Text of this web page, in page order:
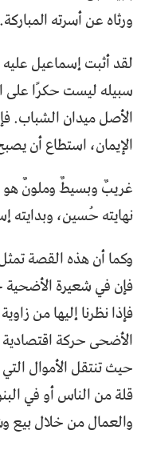
ورثاه عن أسرته المباركة.
لقد أثبت إسماعيل
سبيله ليست حكرًا على
الأصل ميدان الشباب.
الإيمان، استطاع أن
غريبٌ وبسيطٌ وملونٌ هو
نهايته حُسين، وبدايته
وكما أن هذه القصة
فإن في شعيرة الأضحية
فإذا نظرنا إليها من
الأضحى حركة
حيث تنتقل الأموال
قلة من الناس أو في
والعمال من خلال بيع